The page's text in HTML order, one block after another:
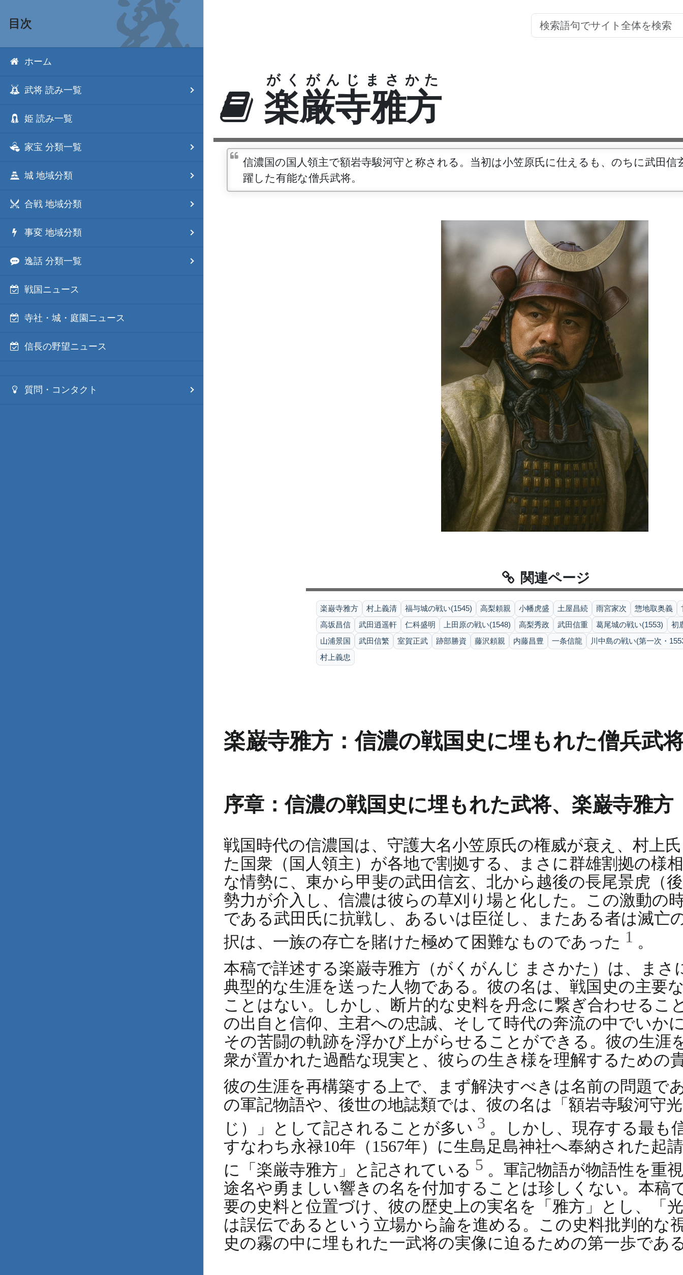
目次
ホーム
武将 読み一覧
姫 読み一覧
家宝 分類一覧
城 地域分類
合戦 地域分類
事変 地域分類
逸話 分類一覧
戦国ニュース
寺社・城・庭園ニュース
信長の野望ニュース
質問・コンタクト
楽厳寺雅方
がくがんじまさかた
信濃国の国人領主で額岩寺駿河守と称される。当初は小笠原氏に仕えるも、のちに武田信
躍した有能な僧兵武将。
関連ページ
楽巌寺雅方 村上義清 福与城の戦い(1545) 高梨頼親 小幡虎盛 土屋昌続 雨宮家次 惣地取奥義
高坂昌信
武田逍遥軒 仁科盛明 上田原の戦い(1548) 高梨秀政 武田信重 葛尾城の戦い(1553)
初
山浦景国
武田信繁 室賀正武 跡部勝資 藤沢頼親 内藤昌豊 一条信龍
川中島の戦い(第一次・
村上義忠
楽巌寺雅方：信濃の戦国史に埋もれた僧兵武
序章：信濃の戦国史に埋もれた武将、楽巌寺雅方
戦国時代の信濃国は、守護大名小笠原氏の権威が衰え、村上
た国衆（国人領主）が各地で割拠する、まさに群雄割拠の様
な情勢に、東から甲斐の武田信玄、北から越後の長尾景虎（
勢力が介入し、信濃は彼らの草刈り場と化した。この激動の
である武田氏に抗戦し、あるいは臣従し、またある者は滅亡
択は、一族の存亡を賭けた極めて困難なものであった 1 。
本稿で詳述する楽巌寺雅方（がくがんじ まさかた）は、まさ
典型的な生涯を送った人物である。彼の名は、戦国史の主要
ことはない。しかし、断片的な史料を丹念に繋ぎ合わせるこ
の出自と信仰、主君への忠誠、そして時代の奔流の中でいか
その苦闘の軌跡を浮かび上がらせることができる。彼の生涯
衆が置かれた過酷な現実と、彼らの生き様を理解するための
彼の生涯を再構築する上で、まず解決すべきは名前の問題で
の軍記物語や、後世の地誌類では、彼の名は「額岩寺駿河守
じ）」として記されることが多い 3 。しかし、現存する最も
すなわち永禄10年（1567年）に生島足島神社へ奉納された起
に「楽厳寺雅方」と記されている 5 。軍記物語が物語性を重
途名や勇ましい響きの名を付加することは珍しくない。本稿
要の史料と位置づけ、彼の歴史上の実名を「雅方」とし、「
は誤伝であるという立場から論を進める。この史料批判的な
史の霧の中に埋もれた一武将の実像に迫るための第一歩であ